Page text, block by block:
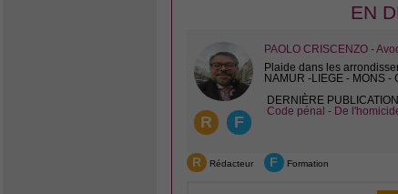
EN
R F
PAOLO CRISCENZO -
Plaide dans les
NAMUR -LIEGE - MONS -
DERNIÈRE PUBLICATION
Code pénal - De
R Rédacteur F Formation